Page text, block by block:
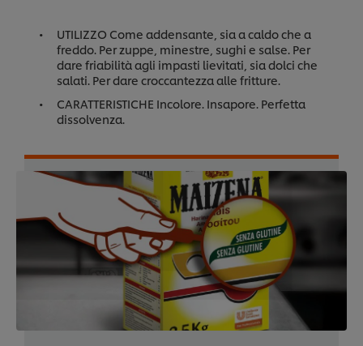
UTILIZZO Come addensante, sia a caldo che a
freddo. Per zuppe, minestre, sughi e salse. Per
dare friabilità agli impasti lievitati, sia dolci che
salati. Per dare croccantezza alle fritture.
CARATTERISTICHE Incolore. Insapore. Perfetta
dissolvenza.